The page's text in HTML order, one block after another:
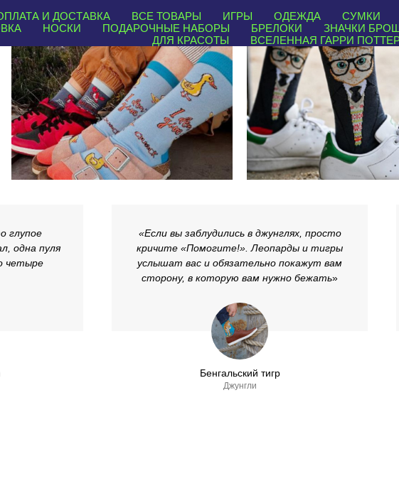
И ДОСТАВКА ВСЕ ТОВАРЫ ИГРЫ ОДЕЖДА СУМКИ
НОСКИ ПОДАРОЧНЫЕ НАБОРЫ БРЕЛОКИ ЗНАЧКИ
ДЛЯ КРАСОТЫ
ВСЕЛЕННАЯ ГАРРИ
глупое
одна пуля
четыре
«Если вы заблудились в джунглях, просто
кричите «Помогите!». Леопарды и тигры
услышат вас и обязательно покажут вам
сторону, в которую вам нужно бежать»
Бенгальский тигр
Джунгли